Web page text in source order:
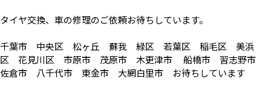
タイヤ交換、車の修理のご依頼お待ちしています。
千葉市 中央区 松ヶ丘 蘇我 緑区 若葉区 稲毛区 美浜
区 花見川区 市原市 茂原市 木更津市 船橋市 習志野市
佐倉市 八千代市 東金市 大網白里市 お待ちしています